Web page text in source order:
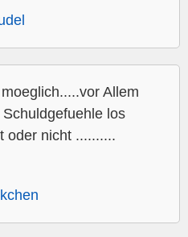
Allem
los
oder nicht ..........